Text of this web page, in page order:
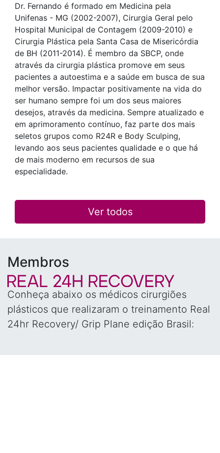
Dr. Fernando é formado em Medicina pela
Unifenas - MG (2002-2007), Cirurgia Geral pelo
Hospital Municipal de Contagem (2009-2010) e
Cirurgia Plástica pela Santa Casa de Misericórdia
de BH (2011-2014). É membro da SBCP, onde
através da cirurgia plástica promove em seus
pacientes a autoestima e a saúde em busca de sua
melhor versão. Impactar positivamente na vida do
ser humano sempre foi um dos seus maiores
desejos, através da medicina. Sempre atualizado e
em aprimoramento contínuo, faz parte dos mais
seletos grupos como R24R e Body Sculping,
levando aos seus pacientes qualidade e o que há
de mais moderno em recursos de sua
especialidade.
Ver todos
Membros
Conheça abaixo os médicos cirurgiões
plásticos que realizaram o treinamento Real
24hr Recovery/ Grip Plane edição Brasil: